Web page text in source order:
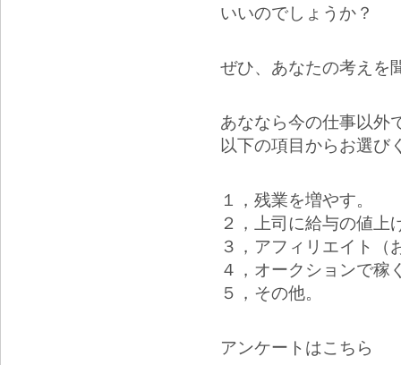
いいのでしょうか？
ぜひ、あなたの考えを
あななら今の仕事以外
以下の項目からお選び
１，残業を増やす。
２，上司に給与の値上
３，アフィリエイト（
４，オークションで稼
５，その他。
アンケートはこちら